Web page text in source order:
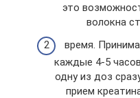
это
волокна
время.
каждые 4-5
одну из доз
прием